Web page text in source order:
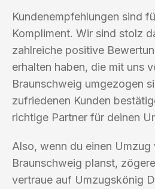
Kundenempfehlungen sind
Kompliment. Wir sind stolz
zahlreiche positive
erhalten haben, die mit uns
Braunschweig umgezogen
zufriedenen Kunden
richtige Partner für deinen
Also, wenn du einen Umzug
Braunschweig planst,
vertraue auf Umzugskönig